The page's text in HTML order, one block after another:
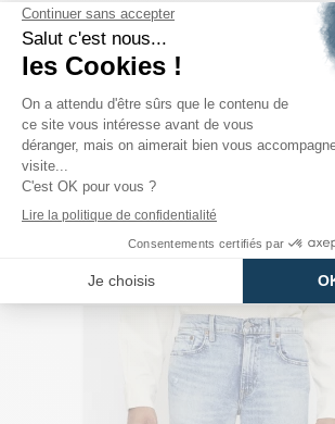
PRODUITS DE LA MÊME CATÉGORIE